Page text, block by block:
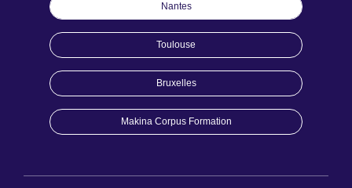
Nantes
Toulouse
Bruxelles
Makina Corpus Formation